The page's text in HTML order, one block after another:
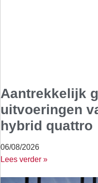
Aantrekkelijk
uitvoeringen
hybrid quattro
06/08/2026
Lees verder »